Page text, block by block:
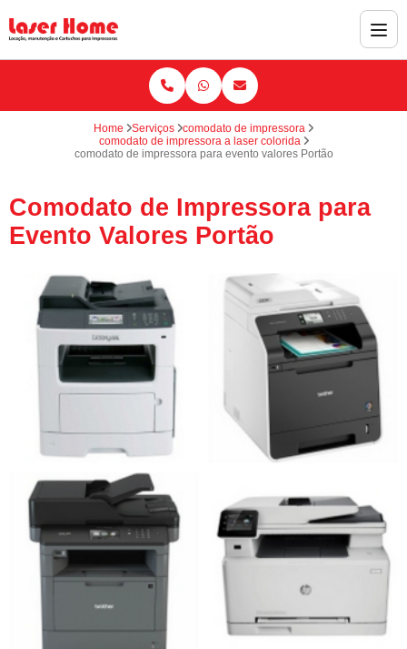
Home Serviços
comodato de impressora
comodato de impressora a laser colorida
comodato de impressora para evento valores Portão
Comodato de Impressora para
Evento Valores Portão